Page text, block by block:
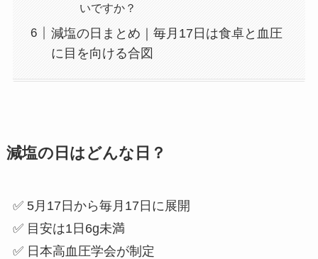
いですか？
減塩の日まとめ｜毎月17日は食卓と血圧
に目を向ける合図
減塩の日はどんな日？
✅ 5月17日から毎月17日に展開
✅ 目安は1日6g未満
✅ 日本高血圧学会が制定